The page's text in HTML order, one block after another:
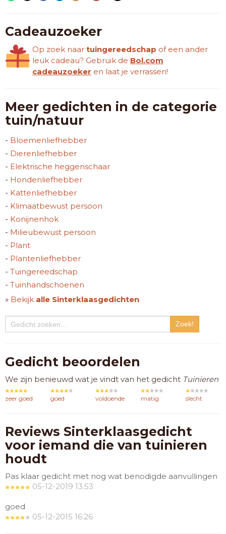
Cadeauzoeker
Op zoek naar tuingereedschap of een ander
leuk cadeau? Gebruik de Bol.com
cadeauzoeker en laat je verrassen!
Meer gedichten in de categorie
tuin/natuur
- Bloemenliefhebber
- Dierenliefhebber
- Elektrische heggenschaar
- Hondenliefhebber
- Kattenliefhebber
- Klimaatbewust persoon
- Konijnenhok
- Milieubewust persoon
- Plant
- Plantenliefhebber
- Tuingereedschap
- Tuinhandschoenen
» Bekijk alle Sinterklaasgedichten
Gedicht beoordelen
We zijn benieuwd wat je vindt van het gedicht Tuinieren
zeer goed goed voldoende matig slecht
Reviews Sinterklaasgedicht
voor iemand die van tuinieren
houdt
Pas klaar gedicht met nog wat benodigde aanvullingen
05-12-2019 13:53
goed
05-12-2015 16:26